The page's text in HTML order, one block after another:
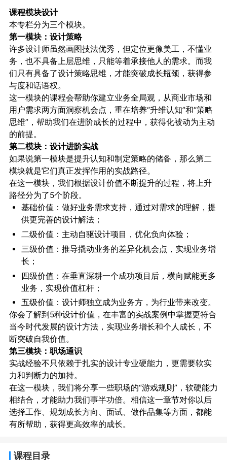
课程模块设计
本专栏分为三个模块。
第一模块：设计策略
许多设计师虽然画图技法优秀，但定位更像美工，不懂业
务，也不具备上层思维，只能等着承接他人的需求。而我
们只有具备了设计策略思维，才能突破成长瓶颈，获得参
与度和话语权。
这一模块的课程会帮助你建立业务全局观，从商业市场和
用户需求两方面洞察机会点，重在培养“升维认知”和“策略
思维”，帮助我们在进阶成长的过程中，获得化被动为主动
的前提。
第二模块：设计进阶实战
如果说第一模块是提升认知和制定策略的储备，那么第二
模块就是它们真正发挥作用的实战路径。
在这一模块，我们根据设计价值不断提升的过程，将上升
路径分为了5个阶段。
基础价值：做好业务需求支持，通过对需求的理解，提
供更完善的设计解法；
二级价值：主动自驱设计项目，优化负向体验；
三级价值：推导撬动业务的差异化机会点，实现业务增
长；
四级价值：在垂直深耕一个成功项目后，横向赋能更多
业务，实现价值杠杆；
五级价值：设计师独立成为业务方，为行业带来改变。
你会了解到5种设计价值，在丰富的实战案例中掌握更符合
当今时代发展的设计方法，实现业务增长和个人成长，不
断突破自我价值。
第三模块：职场通识
实战经验不只依赖于扎实的设计专业硬能力，更需要软实
力和判断力的加持。
在这一模块，我们将分享一些职场的“游戏规则”，软硬能力
相结合，才能助力我们事半功倍。相信这一章节对你以后
选择工作、规划成长方向、面试、做作品集等方面，都能
有所帮助，获得更高效率的成长。
课程目录